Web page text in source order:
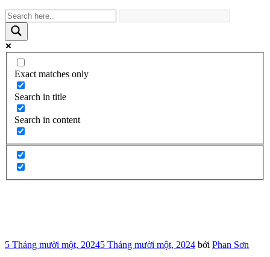
Exact matches only
Search in title
Search in content
Đăng
5 Tháng mười một, 20245 Tháng mười một, 2024 bởi Phan Sơn